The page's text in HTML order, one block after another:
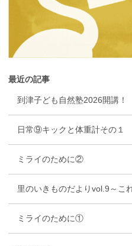
最近の記事
到津子ども自然塾2026開講！
日常⑨キックと体重計その１
ミライのために②
里のいきものだよりvol.9～こ
ミライのために①